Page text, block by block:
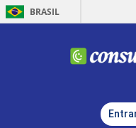
BRASIL